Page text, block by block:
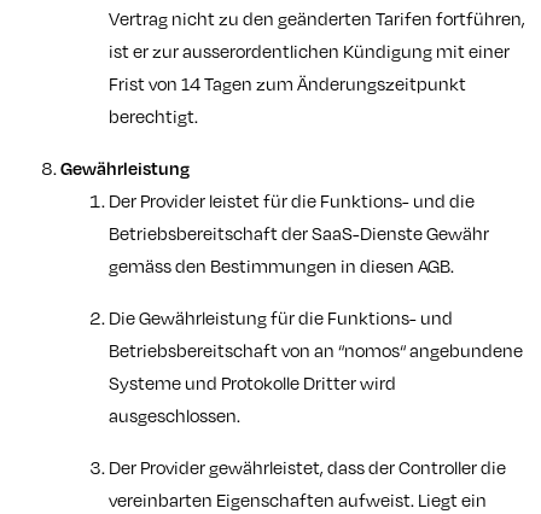
Vertrag nicht zu den geänderten Tarifen fortführen,
ist er zur ausserordentlichen Kündigung mit einer
Frist von 14 Tagen zum Änderungszeitpunkt
berechtigt.
Gewährleistung
Der Provider leistet für die Funktions- und die
Betriebsbereitschaft der SaaS-Dienste Gewähr
gemäss den Bestimmungen in diesen AGB.
Die Gewährleistung für die Funktions- und
Betriebsbereitschaft von an “nomos“ angebundene
Systeme und Protokolle Dritter wird
ausgeschlossen.
Der Provider gewährleistet, dass der Controller die
vereinbarten Eigenschaften aufweist. Liegt ein